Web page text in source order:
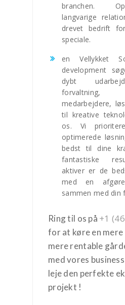
branchen.
langvarige
drevet bedrift
speciale.
en Vellykket
development
dybt
forvaltning,
medarbejdere,
til kreative
os. Vi
optimerede
bedst til dine
fantastiske
aktiver er de
med en
sammen med din
Ring til os på +1
for at køre en
mere rentable
med vores
leje den perfekte
projekt !